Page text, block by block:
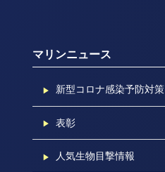
マリンニュース
新型コロナ感染予防対策
表彰
人気生物目撃情報